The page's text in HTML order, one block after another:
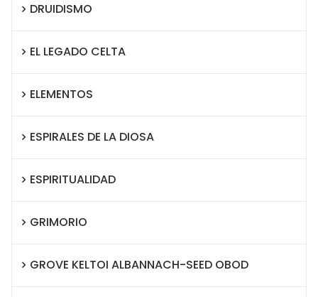
DRUIDISMO
EL LEGADO CELTA
ELEMENTOS
ESPIRALES DE LA DIOSA
ESPIRITUALIDAD
GRIMORIO
GROVE KELTOI ALBANNACH-SEED OBOD